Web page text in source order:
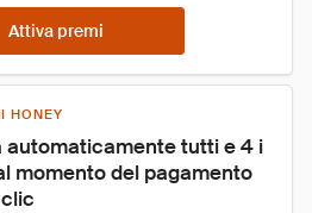
Attiva premi
HONEY
automaticamente tutti e 4 i
momento del pagamento